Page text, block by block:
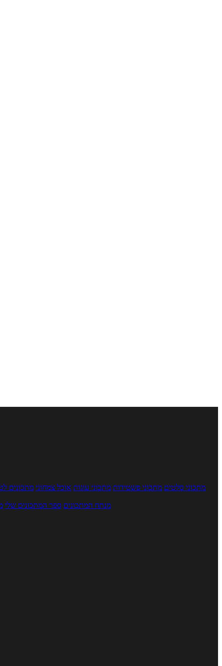
מתכוני סלטים מתכוני פשטידות מתכוני עוגות אוכל צמחוני מתכונים
מנתח המתכונים ספר המתכונים שלי